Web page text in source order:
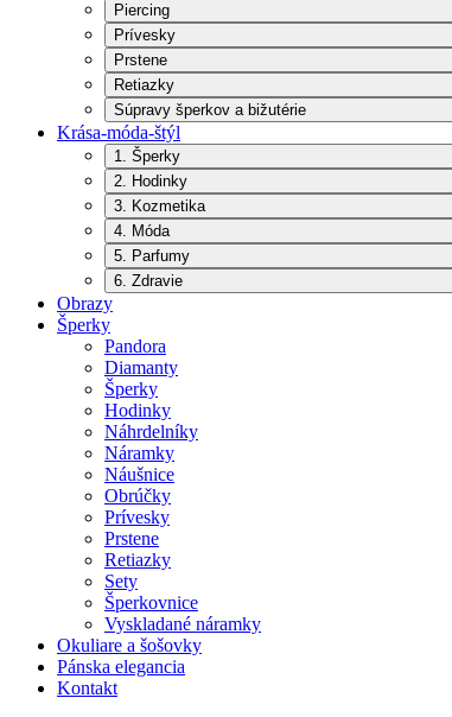
Piercing
Prívesky
Prstene
Retiazky
Súpravy šperkov a bižutérie
Krása-móda-štýl
1. Šperky
2. Hodinky
3. Kozmetika
4. Móda
5. Parfumy
6. Zdravie
Obrazy
Šperky
Pandora
Diamanty
Šperky
Hodinky
Náhrdelníky
Náramky
Náušnice
Obrúčky
Prívesky
Prstene
Retiazky
Sety
Šperkovnice
Vyskladané náramky
Okuliare a šošovky
Pánska elegancia
Kontakt